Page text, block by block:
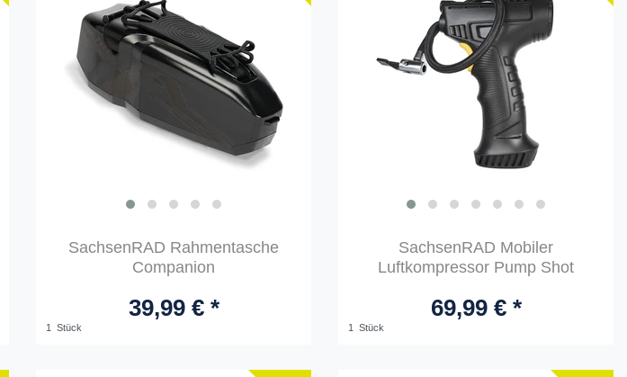
SachsenRAD Rahmentasche
Companion
39,99 € *
1 Stück
SachsenRAD Mobiler
Luftkompressor Pump Shot
69,99 € *
1 Stück